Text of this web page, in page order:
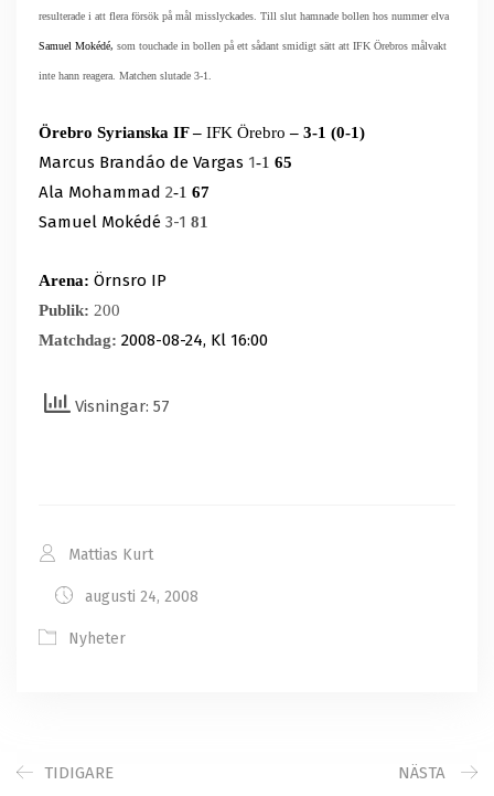
resulterade i att flera försök på mål misslyckades. Till slut hamnade bollen hos nummer elva
Samuel Mokédé, som touchade in bollen på ett sådant smidigt sätt att IFK Örebros målvakt
inte hann reagera. Matchen slutade 3-1.
Örebro Syrianska IF – IFK Örebro – 3-1 (0-1)
Marcus Brandáo de Vargas 1-1 65
Ala Mohammad 2-1 67
Samuel Mokédé 3-1 81
Arena: Örnsro IP
Publik: 200
Matchdag: 2008-08-24, Kl 16:00
Visningar: 57
Mattias Kurt
augusti 24, 2008
Nyheter
TIDIGARE NÄSTA